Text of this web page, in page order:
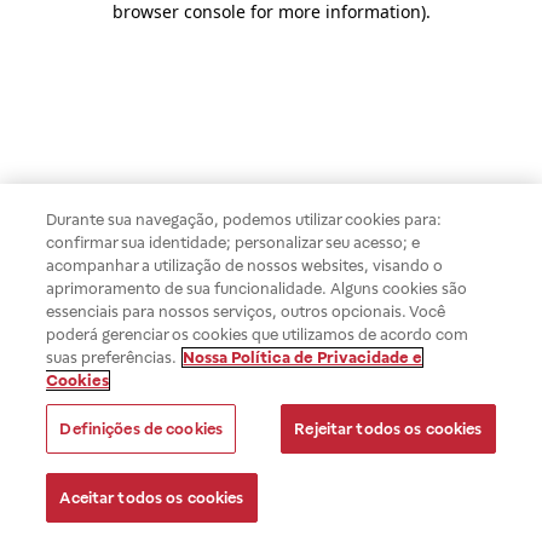
browser console for more information).
Durante sua navegação, podemos utilizar cookies para:
confirmar sua identidade; personalizar seu acesso; e
acompanhar a utilização de nossos websites, visando o
aprimoramento de sua funcionalidade. Alguns cookies são
essenciais para nossos serviços, outros opcionais. Você
poderá gerenciar os cookies que utilizamos de acordo com
suas preferências. Nossa Política de Privacidade e
Cookies
Definições de cookies Rejeitar todos os cookies
Aceitar todos os cookies